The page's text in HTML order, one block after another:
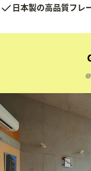
日本製の高品質フレ